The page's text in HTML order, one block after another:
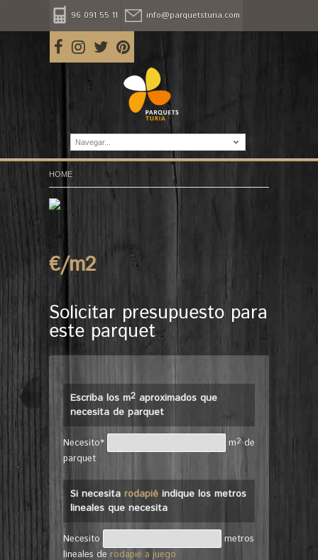
96 091 55 11 info@parquetsturia.com
Navegar...
HOME
€/m2
Solicitar presupuesto para
este parquet
Escriba los m2 aproximados que
necesita de parquet
Necesito* m2de
parquet
Si necesita rodapié indique los metros
lineales que necesita
Necesito
metros
lineales de rodapié a juego